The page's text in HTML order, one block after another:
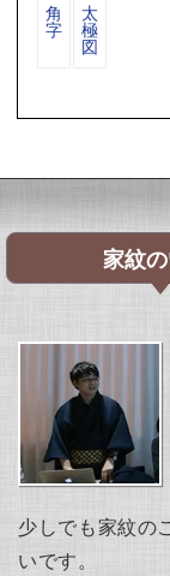
角
字
太
極
図
家紋
少しでも家紋の
いです。